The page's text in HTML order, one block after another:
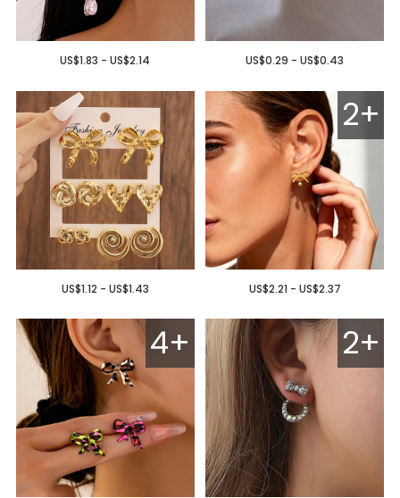
US$1.83 - US$2.14 US$0.29 - US$0.43
US$1.12 - US$1.43
2+
US$2.21 - US$2.37
4+ 2+